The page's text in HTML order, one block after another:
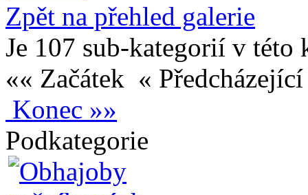
Zpět na přehled galerie
Je 107 sub-kategorií v této
«« Začátek «
Konec »»
Podkategorie